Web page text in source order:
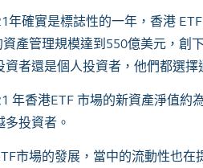
年確實是標誌性的一年，香港 ETF
產管理規模達到 550億美元，創
資者還是個人投資者，他們都選擇
年香港ETF 市場的新資產淨值約
多投資者。
市場的發展，當中的流動性也在